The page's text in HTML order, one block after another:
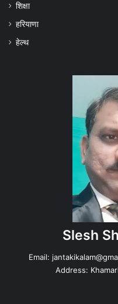
शिक्षा
हरियाणा
हेल्‍थ
Slesh
Email:
Address: